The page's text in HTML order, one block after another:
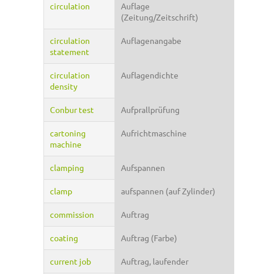
circulation
Auflage
(Zeitung/Zeitschrift)
circulation
statement
Auflagenangabe
circulation
density
Auflagendichte
Conbur test Aufprallprüfung
cartoning
machine
Aufrichtmaschine
clamping Aufspannen
clamp aufspannen (auf Zylinder)
commission Auftrag
coating Auftrag (Farbe)
current job Auftrag, laufender